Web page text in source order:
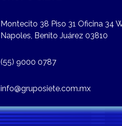
Montecito 38 Piso 31 Oficina 34
Napoles, Benito Juárez 03810
(55) 9000 0787
info@gruposiete.com.mx